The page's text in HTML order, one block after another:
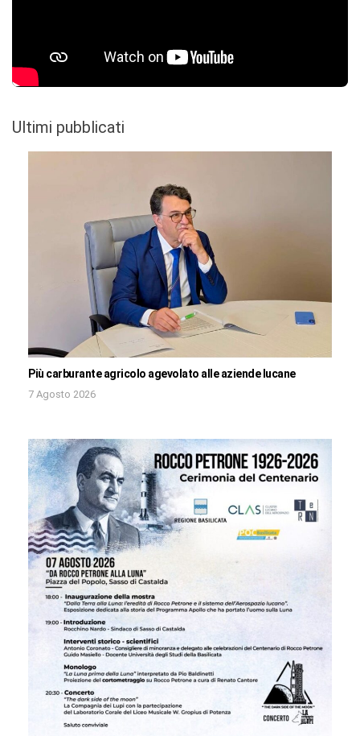
Ultimi pubblicati
Più carburante agricolo agevolato alle aziende lucane
7 Agosto 2026